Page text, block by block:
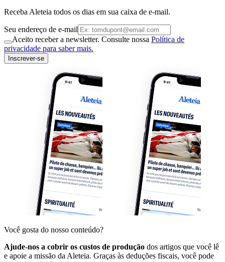
Receba Aleteia todos os dias em sua caixa de e-mail.
Seu endereço de e-mail
Aceito receber a newsletter. Consulte nossa Política de
privacidade para saber mais.
Inscrever-se
Você gosta do nosso conteúdo?
Ajude-nos a cobrir os custos de produção dos artigos que você lê
e apoie a missão da Aleteia. Graças às deduções fiscais, você pode